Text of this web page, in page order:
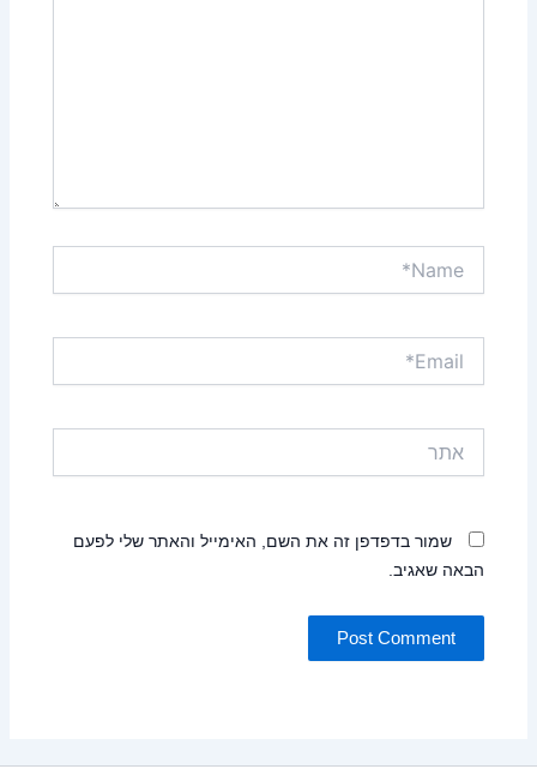
שמור בדפדפן זה את השם, האימייל והאתר שלי לפעם
הבאה שאגיב.